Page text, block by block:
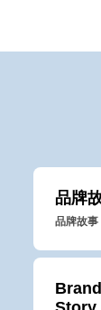
品牌
品牌故事
Brand